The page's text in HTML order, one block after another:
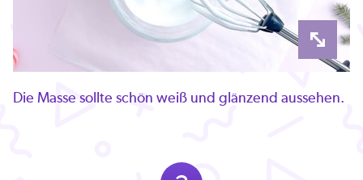
Die Masse sollte schön weiß und glänzend aussehen.